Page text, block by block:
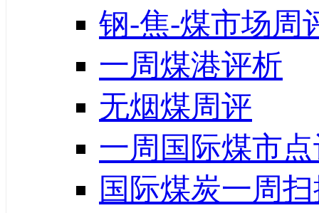
钢-焦-煤市场周
一周煤港评析
无烟煤周评
一周国际煤市
国际煤炭一周